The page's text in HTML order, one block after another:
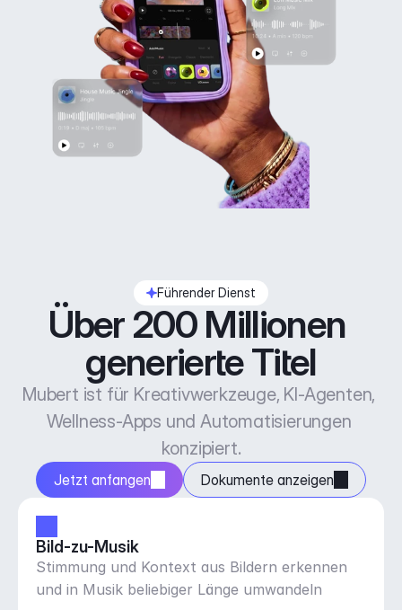
Führender Dienst
Über 200 Millionen
generierte Titel
Mubert ist für Kreativwerkzeuge, KI-Agenten,
Wellness-Apps und Automatisierungen
konzipiert.
Jetzt anfangen Dokumente anzeigen
Bild-zu-Musik
Stimmung und Kontext aus Bildern erkennen
und in Musik beliebiger Länge umwandeln